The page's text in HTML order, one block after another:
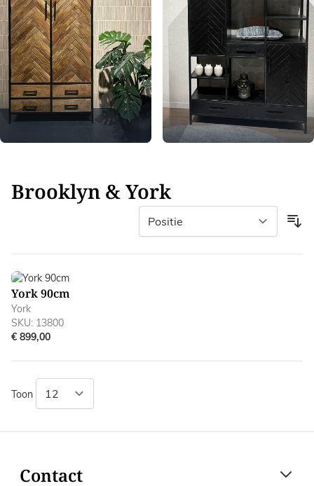
Brooklyn & York
York 90cm
York
SKU: 13800
€ 899,00
Toon
Contact